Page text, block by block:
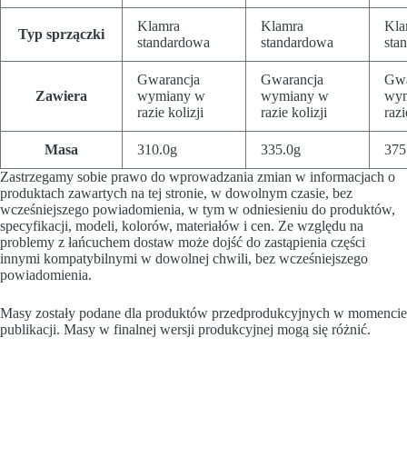
Typ sprzączki
Klamra
standardowa
Klamra
standardowa
Zawiera
Gwarancja
wymiany w
razie kolizji
Gwarancja
wymiany w
razie kolizji
Masa 310.0g 335.0g
Zastrzegamy sobie prawo do wprowadzania zmian w informacjach o
produktach zawartych na tej stronie, w dowolnym czasie, bez
wcześniejszego powiadomienia, w tym w odniesieniu do produktów,
specyfikacji, modeli, kolorów, materiałów i cen. Ze względu na
problemy z łańcuchem dostaw może dojść do zastąpienia części
innymi kompatybilnymi w dowolnej chwili, bez wcześniejszego
powiadomienia.
Masy zostały podane dla produktów przedprodukcyjnych w momencie
publikacji. Masy w finalnej wersji produkcyjnej mogą się różnić.